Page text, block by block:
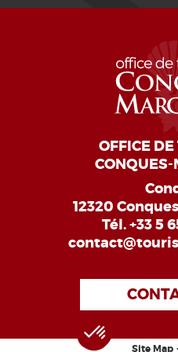
OFFICE
12320
Tél.+33 5
Site Map